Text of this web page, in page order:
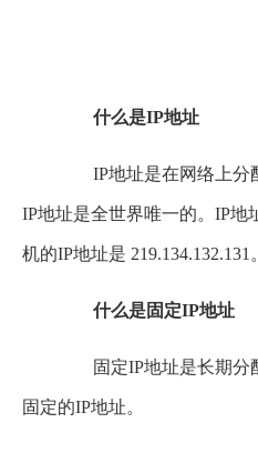
什么是IP地址
IP地址是在网络上分配
IP地址是全世界唯一的。IP地
机的IP地址是 219.134.132.131。
什么是固定IP地址
固定IP地址是长期分配
固定的IP地址。